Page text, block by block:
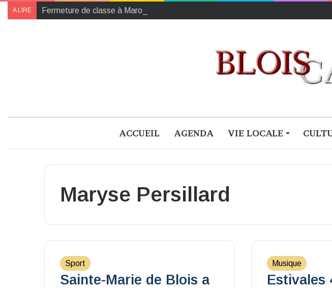
A LIRE Fermeture de classe à Marolles : mobilisation mardi contre une décision brutale
ACCUEIL AGENDA VIE LOCALE
Maryse Persillard
Sport
Sainte-Marie de Blois a
Musique
Estivales